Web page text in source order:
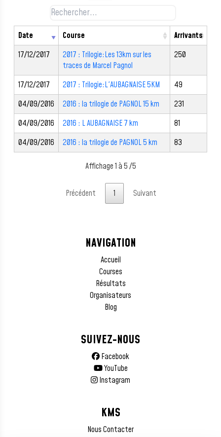
Date Course
Arrivants
17/12/2017
2017 : Trilogie:Les 13km sur les
traces de Marcel Pagnol
250
17/12/2017 2017 : Trilogie:L'AUBAGNAISE 5KM
49
04/09/2016
2016 : la trilogie de PAGNOL 15 km
231
04/09/2016
2016 : L AUBAGNAISE 7 km
81
04/09/2016
2016 : la trilogie de PAGNOL 5 km 83
Affichage 1 à 5 /5
Précédent 1 Suivant
NAVIGATION
Accueil
Courses
Résultats
Organisateurs
Blog
SUIVEZ-NOUS
Facebook
YouTube
Instagram
KMS
Nous Contacter